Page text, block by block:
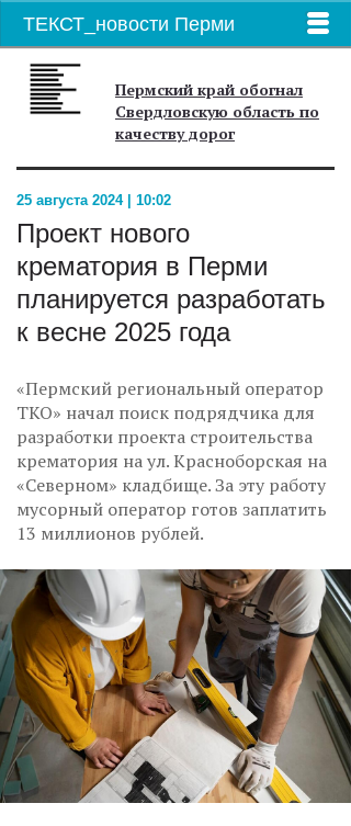
ТЕКСТ_новости Перми
Пермский край обогнал
Свердловскую область по
качеству дорог
25 августа 2024 | 10:02
Проект нового
крематория в Перми
планируется разработать
к весне 2025 года
«Пермский региональный оператор
ТКО» начал поиск подрядчика для
разработки проекта строительства
крематория на ул. Красноборская на
«Северном» кладбище. За эту работу
мусорный оператор готов заплатить
13 миллионов рублей.